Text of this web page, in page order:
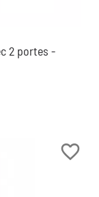
2 portes -
favorite_border